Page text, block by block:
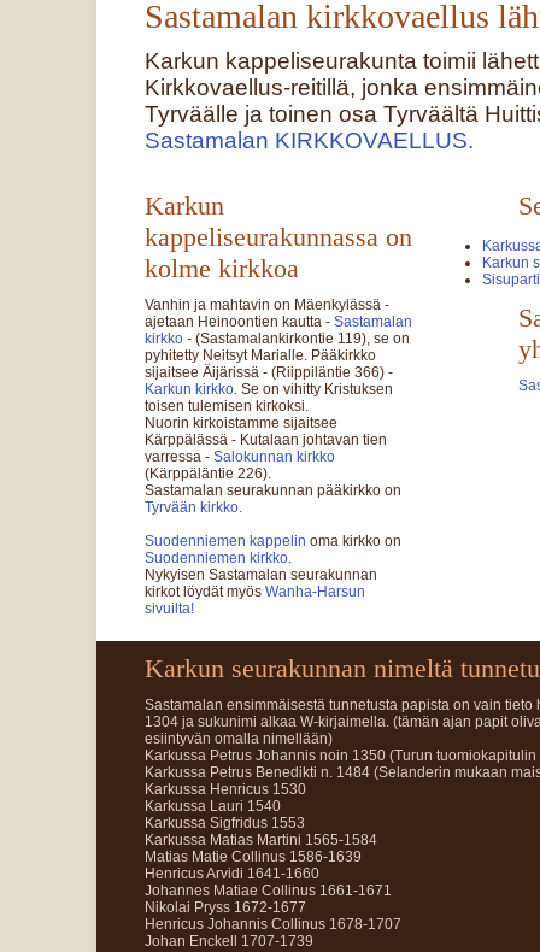
Sastamalan kirkkovaellus
Karkun kappeliseurakunta toimii
Kirkkovaellus-reitillä, jonka
Tyrväälle ja toinen osa Tyrväältä
Sastamalan KIRKKOVAELLUS.
Karkun
Karkun
kappeliseurakunnassa on
kolme kirkkoa
Vanhin ja mahtavin on Mäenkylässä -
ajetaan Heinoontien kautta - Sastamalan
kirkko - (Sastamalankirkontie 119), se on
pyhitetty Neitsyt Marialle. Pääkirkko
sijaitsee Äijärissä - (Riippiläntie 366) -
Karkun kirkko. Se on vihitty Kristuksen
toisen tulemisen kirkoksi.
Nuorin kirkoistamme sijaitsee
Kärppälässä - Kutalaan johtavan tien
varressa - Salokunnan kirkko
(Kärppäläntie 226).
Sastamalan seurakunnan pääkirkko on
Tyrvään kirkko.
Suodenniemen kappelin oma kirkko on
Suodenniemen kirkko.
Nykyisen Sastamalan seurakunnan
kirkot löydät myös Wanha-Harsun
sivuilta!
Karkun seurakunnan nimeltä
Sastamalan ensimmäisestä tunnetusta papista on vain
1304 ja sukunimi alkaa W-kirjaimella. (tämän ajan papit
esiintyvän omalla nimellään)
Karkussa Petrus Johannis noin 1350 (Turun
Karkussa Petrus Benedikti n. 1484 (Selanderin mukaan
Karkussa Henricus 1530
Karkussa Lauri 1540
Karkussa Sigfridus 1553
Karkussa Matias Martini 1565-1584
Matias Matie Collinus 1586-1639
Henricus Arvidi 1641-1660
Johannes Matiae Collinus 1661-1671
Nikolai Pryss 1672-1677
Henricus Johannis Collinus 1678-1707
Johan Enckell 1707-1739